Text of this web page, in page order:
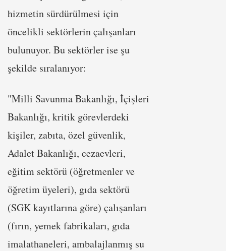
hizmetin sürdürülmesi için
öncelikli sektörlerin çalışanları
bulunuyor. Bu sektörler ise şu
şekilde sıralanıyor:
"Milli Savunma Bakanlığı, İçişleri
Bakanlığı, kritik görevlerdeki
kişiler, zabıta, özel güvenlik,
Adalet Bakanlığı, cezaevleri,
eğitim sektörü (öğretmenler ve
öğretim üyeleri), gıda sektörü
(SGK kayıtlarına göre) çalışanları
(fırın, yemek fabrikaları, gıda
imalathaneleri, ambalajlanmış su